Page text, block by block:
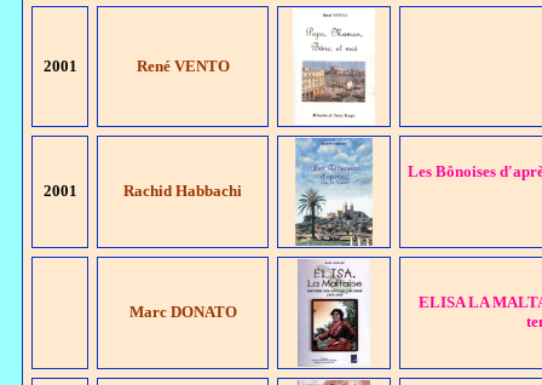
2001 René VENTO
2001 Rachid Habbachi
Les Bônoises
Marc DONATO
ELISA LA